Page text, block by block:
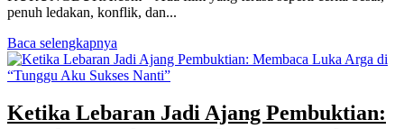
penuh ledakan, konflik, dan...
Baca selengkapnya
Ketika Lebaran Jadi Ajang Pembuktian: